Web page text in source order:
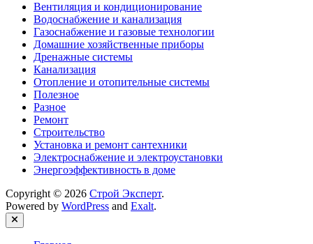
Вентиляция и кондиционирование
Водоснабжение и канализация
Газоснабжение и газовые технологии
Домашние хозяйственные приборы
Дренажные системы
Канализация
Отопление и отопительные системы
Полезное
Разное
Ремонт
Строительство
Установка и ремонт сантехники
Электроснабжение и электроустановки
Энергоэффективность в доме
Copyright © 2026 Строй Эксперт.
Powered by WordPress and Exalt.
Close